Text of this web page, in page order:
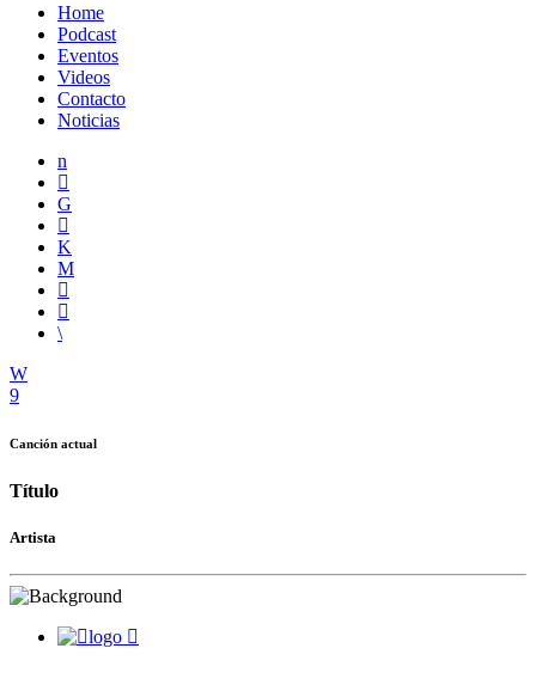
Home
Podcast
Eventos
Videos
Contacto
Noticias
Canción actual
Título
Artista